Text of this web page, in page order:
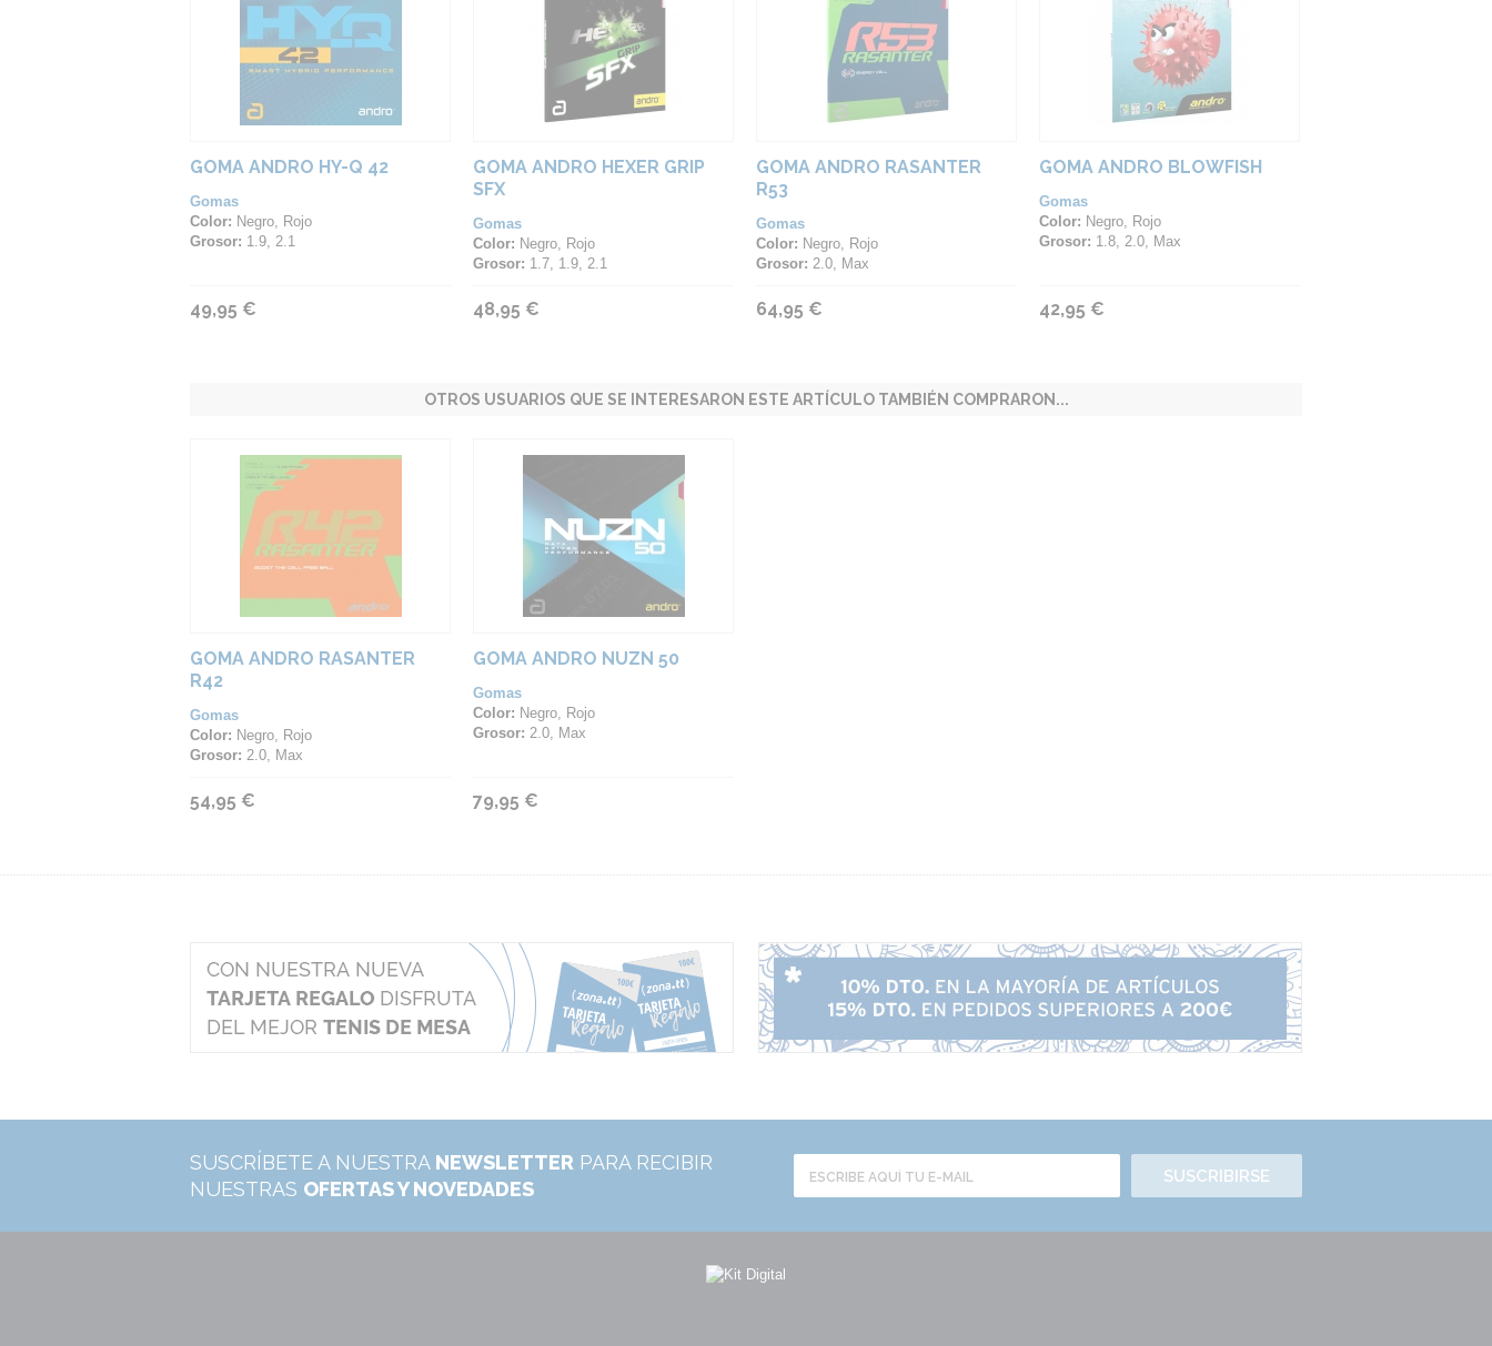
GOMA ANDRO HY-Q 42
Gomas
Color: Negro, Rojo
Grosor: 1.9, 2.1
49,95 €
GOMA ANDRO HEXER GRIP
SFX
Gomas
Color: Negro, Rojo
Grosor: 1.7, 1.9, 2.1
48,95 €
GOMA ANDRO RASANTER
R53
Gomas
Color: Negro, Rojo
Grosor: 2.0, Max
64,95 €
GOMA ANDRO BLOWFISH
Gomas
Color: Negro, Rojo
Grosor: 1.8, 2.0, Max
42,95 €
OTROS USUARIOS QUE SE INTERESARON ESTE ARTÍCULO TAMBIÉN COMPRARON...
GOMA ANDRO RASANTER
R42
Gomas
Color: Negro, Rojo
Grosor: 2.0, Max
54,95 €
GOMA ANDRO NUZN 50
Gomas
Color: Negro, Rojo
Grosor: 2.0, Max
79,95 €
SUSCRÍBETE A NUESTRA NEWSLETTER PARA RECIBIR
NUESTRAS OFERTAS Y NOVEDADES
SUSCRIBIRSE